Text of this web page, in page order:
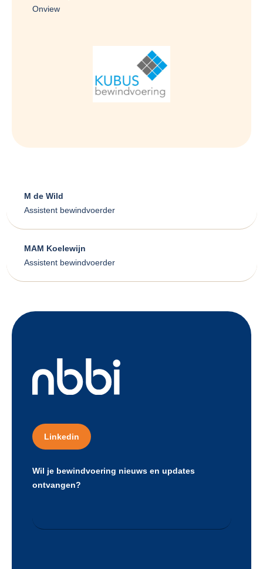
Onview
M de Wild
Assistent bewindvoerder
MAM Koelewijn
Assistent bewindvoerder
Linkedin
Wil je bewindvoering nieuws en updates
ontvangen?